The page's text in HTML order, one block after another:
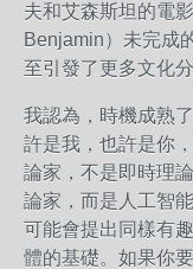
夫和艾森斯坦的電
Benjamin）未完成
至引發了更多文化
我認為，時機成熟
許是我，也許是你
論家，不是即時理
論家，而是人工智
可能會提出同樣有
體的基礎。如果你